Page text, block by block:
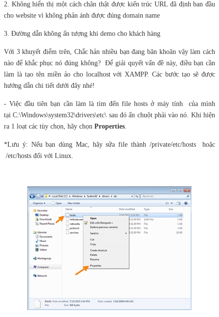
2. Không hiển thị một cách chân thật được kiến trúc URL đã định ban đầu
cho website vì không phản ánh được đúng domain name
3. Đường dẫn không ấn tượng khi demo cho khách hàng
Với 3 khuyết điểm trên, Chắc hản nhiều bạn đang băn khoăn vậy làm cách
nào để khắc phục nó đúng không? Để giải quyết vấn đề này, điều bạn cần
làm là tạo tên miền ảo cho localhost với XAMPP. Các bước tạo sẽ được
hướng dẫn chi tiết dưới đây nhé!
- Việc đầu tiên bạn cần làm là tìm đến file hosts ở máy tính của mình
tại C:\Windows\system32\drivers\etc\ sau đó ấn chuột phải vào nó. Khi hiện
ra 1 loạt các tùy chọn, hãy chọn Properties.
*Lưu ý: Nếu bạn dùng Mac, hãy sửa file thành /private/etc/hosts hoặc
/etc/hosts đối với Linux.